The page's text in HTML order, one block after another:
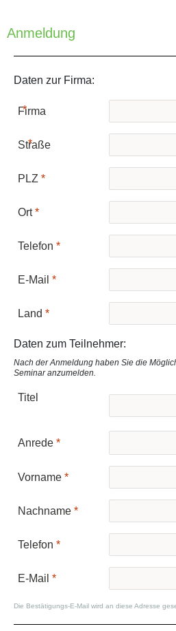
Anmeldung
Daten zur Firma:
Firma
Straße
PLZ
Ort
Telefon
E-Mail
Land
Daten zum Teilnehmer:
Nach der Anmeldung haben Sie die
Seminar anzumelden.
Titel
Anrede
Vorname
Nachname
Telefon
E-Mail
Die Bestätigungs-E-Mail wird an diese Adresse